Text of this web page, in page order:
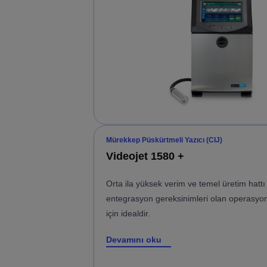
Mürekkep Püskürtmeli Yazıcı (CIJ)
Videojet 1580 +
Orta ila yüksek verim ve temel üretim hattı
entegrasyon gereksinimleri olan
için idealdir.
Devamını oku